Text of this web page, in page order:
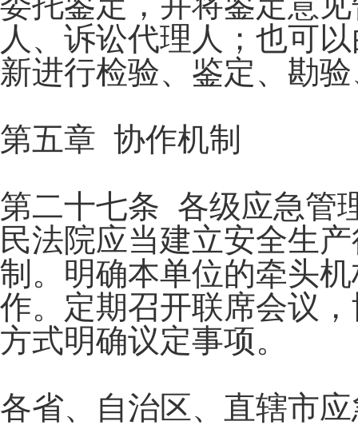
人、诉讼代理人；也可
新进行检验、鉴定、勘
第五章 协作机制
第二十七条 各级应急管
民法院应当建立安全生
制。明确本单位的牵头
作。定期召开联席会议
方式明确议定事项。
各省、自治区、直辖市